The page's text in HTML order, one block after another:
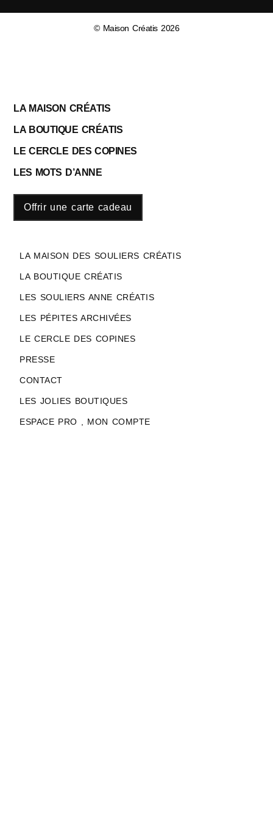
© Maison Créatis 2026
LA MAISON CRÉATIS
LA BOUTIQUE CRÉATIS
LE CERCLE DES COPINES
LES MOTS D’ANNE
Offrir une carte cadeau
LA MAISON DES SOULIERS CRÉATIS
LA BOUTIQUE CRÉATIS
LES SOULIERS ANNE CRÉATIS
LES PÉPITES ARCHIVÉES
LE CERCLE DES COPINES
PRESSE
CONTACT
LES JOLIES BOUTIQUES
ESPACE PRO , MON COMPTE